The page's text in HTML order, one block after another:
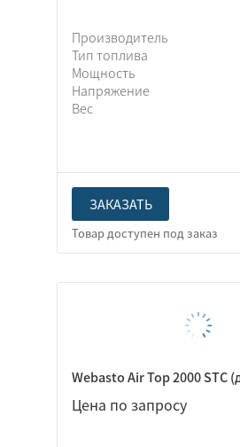
Да
Неважно
Спецтехника
Легковой автомобиль
Производитель
Тип топлива
Мощность
Напряжение
Вес
ЗАКАЗАТЬ
Webasto Air Top 2000 STC
Цена по запросу